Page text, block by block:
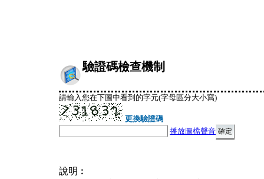
驗證碼檢查機制
請輸入您在下圖中看到的字元(字母區分大小寫)
更換驗證碼
播放圖檔聲音
說明︰